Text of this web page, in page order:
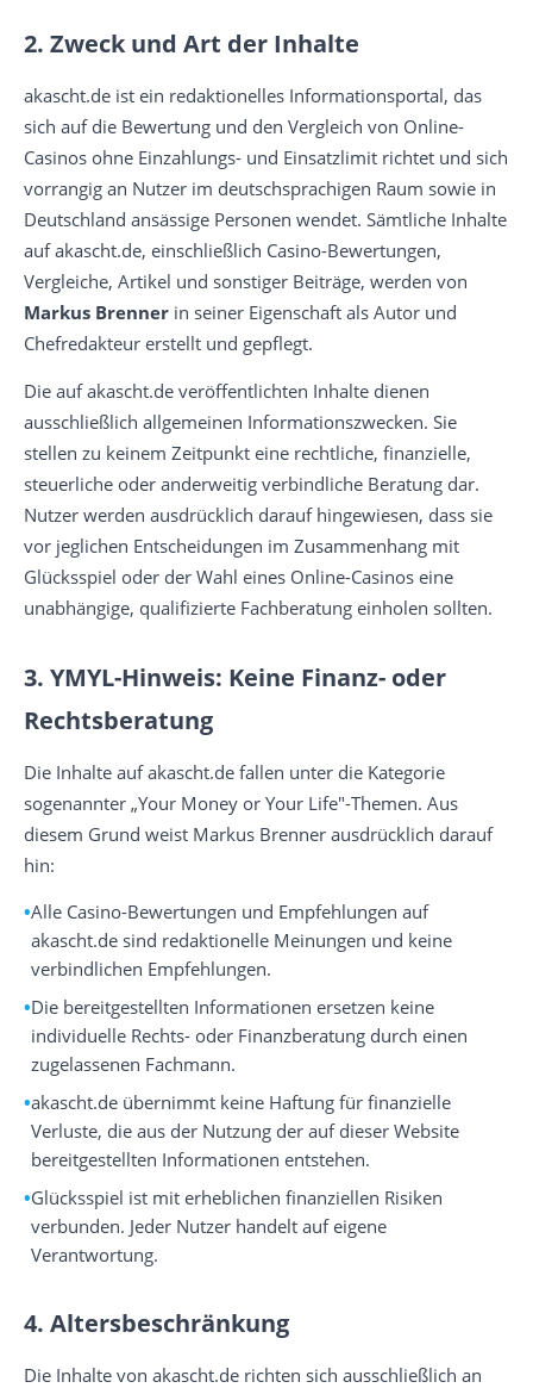
2. Zweck und Art der Inhalte
akascht.de ist ein redaktionelles Informationsportal, das
sich auf die Bewertung und den Vergleich von Online-
Casinos ohne Einzahlungs- und Einsatzlimit richtet und sich
vorrangig an Nutzer im deutschsprachigen Raum sowie in
Deutschland ansässige Personen wendet. Sämtliche Inhalte
auf akascht.de, einschließlich Casino-Bewertungen,
Vergleiche, Artikel und sonstiger Beiträge, werden von
Markus Brenner in seiner Eigenschaft als Autor und
Chefredakteur erstellt und gepflegt.
Die auf akascht.de veröffentlichten Inhalte dienen
ausschließlich allgemeinen Informationszwecken. Sie
stellen zu keinem Zeitpunkt eine rechtliche, finanzielle,
steuerliche oder anderweitig verbindliche Beratung dar.
Nutzer werden ausdrücklich darauf hingewiesen, dass sie
vor jeglichen Entscheidungen im Zusammenhang mit
Glücksspiel oder der Wahl eines Online-Casinos eine
unabhängige, qualifizierte Fachberatung einholen sollten.
3. YMYL-Hinweis: Keine Finanz- oder
Rechtsberatung
Die Inhalte auf akascht.de fallen unter die Kategorie
sogenannter „Your Money or Your Life"-Themen. Aus
diesem Grund weist Markus Brenner ausdrücklich darauf
hin:
Alle Casino-Bewertungen und Empfehlungen auf
akascht.de sind redaktionelle Meinungen und keine
verbindlichen Empfehlungen.
Die bereitgestellten Informationen ersetzen keine
individuelle Rechts- oder Finanzberatung durch einen
zugelassenen Fachmann.
akascht.de übernimmt keine Haftung für finanzielle
Verluste, die aus der Nutzung der auf dieser Website
bereitgestellten Informationen entstehen.
Glücksspiel ist mit erheblichen finanziellen Risiken
verbunden. Jeder Nutzer handelt auf eigene
Verantwortung.
4. Altersbeschränkung
Die Inhalte von akascht.de richten sich ausschließlich an